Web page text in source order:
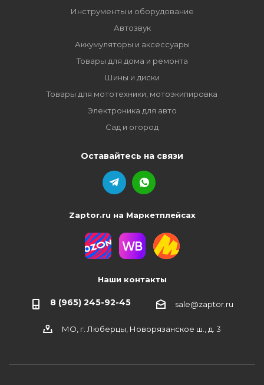
Инструменты и оборудование
Автозвук
Аккумуляторы и аксессуары
Товары для дома и ремонта
Шины и диски
Товары для мототехники, мотоэкипировка
Электроника для авто
Сад и огород
Оставайтесь на связи
Zaptor.ru на Маркетплейсах
Наши контакты
8 (965) 245-92-45 sale@zaptor.ru
МО, г. Люберцы, Новорязанское ш., д. 3